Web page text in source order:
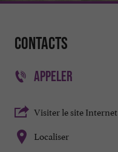
Contacts
APPELER
Visiter le site Internet
Localiser